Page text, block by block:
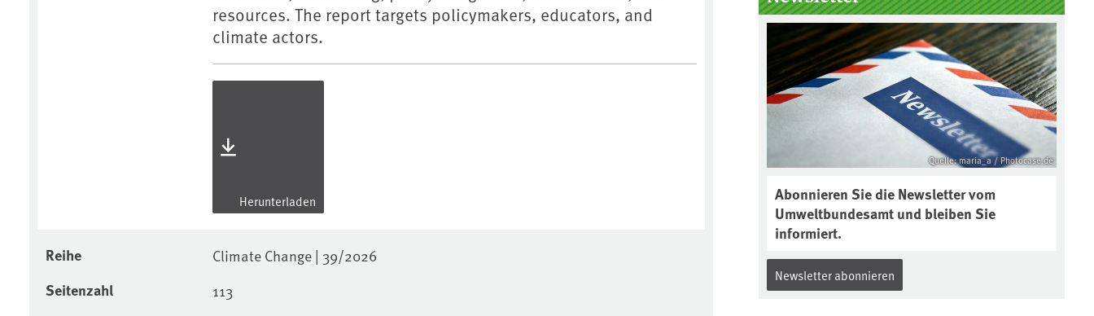
resources. The report targets policymakers, educators, and
climate actors.
Herunterladen
Reihe Climate Change | 39/2026
Seitenzahl 113
Boden des Jahres ausgewählt und
was passiert eigentlich während
eines solchen Bodenjahres? Infos
dazu gibt es im aktuellen Podcast
„Soilcast“. Jetzt reinhören:
https://soilcast.de/interview/sc20
2-interview-die-kuer-der-krume/
Quelle: maria_a / Photocase.de
Abonnieren Sie die Newsletter vom
Umweltbundesamt und bleiben Sie
informiert.
Newsletter abonnieren